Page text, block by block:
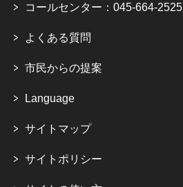
コールセンター：045-664-2525
よくある質問
市民からの提案
Language
サイトマップ
サイトポリシー